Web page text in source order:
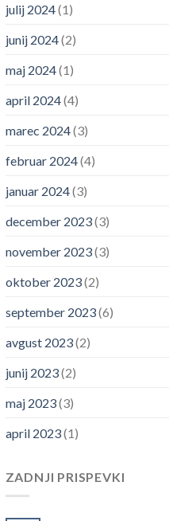
julij 2024(1)
junij 2024(2)
maj 2024(1)
april 2024(4)
marec 2024(3)
februar 2024(4)
januar 2024(3)
december 2023(3)
november 2023(3)
oktober 2023(2)
september 2023(6)
avgust 2023(2)
junij 2023(2)
maj 2023(3)
april 2023(1)
ZADNJI PRISPEVKI